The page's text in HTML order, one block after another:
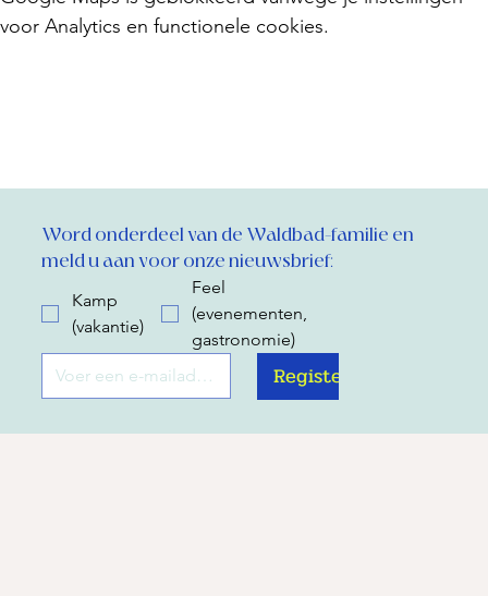
voor Analytics en functionele cookies.
Word onderdeel van de Waldbad-familie en
meld u aan voor onze nieuwsbrief:
Kamp
(vakantie)
Feel
(evenementen,
gastronomie)
Register